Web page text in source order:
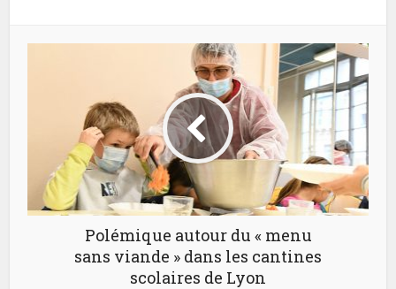
Polémique autour du « menu
sans viande » dans les cantines
scolaires de Lyon